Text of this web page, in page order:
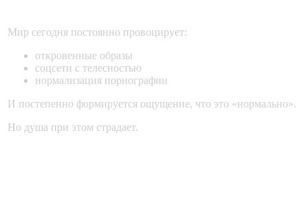
Мир сегодня постоянно провоцирует:
откровенные образы
соцсети с телесностью
нормализация порнографии
И постепенно формируется ощущение, что это «нормально».
Но душа при этом страдает.